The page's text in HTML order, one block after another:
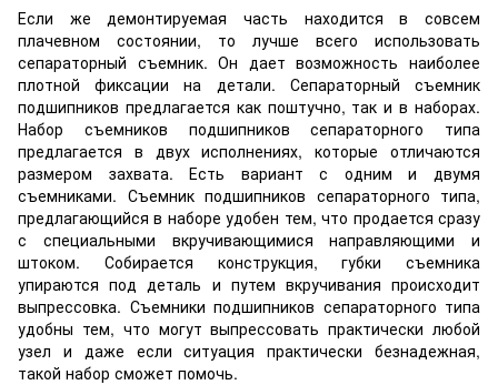
Если же демонтируемая часть находится в совсем
плачевном состоянии, то лучше всего использовать
сепараторный съемник. Он дает возможность наиболее
плотной фиксации на детали. Сепараторный съемник
подшипников предлагается как поштучно, так и в наборах.
Набор съемников подшипников сепараторного типа
предлагается в двух исполнениях, которые отличаются
размером захвата. Есть вариант с одним и двумя
съемниками. Съемник подшипников сепараторного типа,
предлагающийся в наборе удобен тем, что продается сразу
с специальными вкручивающимися направляющими и
штоком. Собирается конструкция, губки съемника
упираются под деталь и путем вкручивания происходит
выпрессовка. Съемники подшипников сепараторного типа
удобны тем, что могут выпрессовать практически любой
узел и даже если ситуация практически безнадежная,
такой набор сможет помочь.